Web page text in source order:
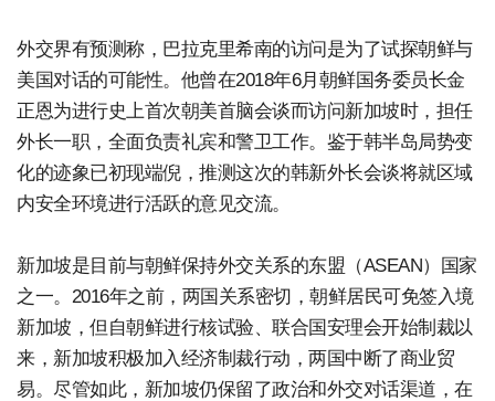
外交界有预测称，巴拉克里希南的访问是为了试探朝鲜与
美国对话的可能性。他曾在2018年6月朝鲜国务委员长金
正恩为进行史上首次朝美首脑会谈而访问新加坡时，担任
外长一职，全面负责礼宾和警卫工作。鉴于韩半岛局势变
化的迹象已初现端倪，推测这次的韩新外长会谈将就区域
内安全环境进行活跃的意见交流。
新加坡是目前与朝鲜保持外交关系的东盟（ASEAN）国家
之一。2016年之前，两国关系密切，朝鲜居民可免签入境
新加坡，但自朝鲜进行核试验、联合国安理会开始制裁以
来，新加坡积极加入经济制裁行动，两国中断了商业贸
易。尽管如此，新加坡仍保留了政治和外交对话渠道，在